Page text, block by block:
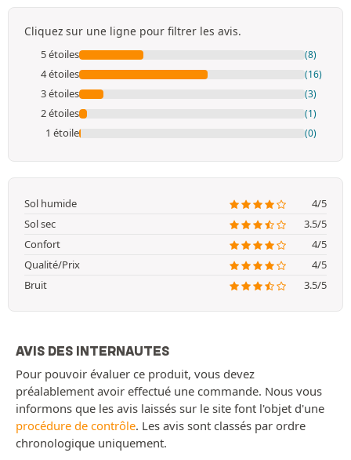
Cliquez sur une ligne pour filtrer les avis.
5 étoiles (8)
4 étoiles (16)
3 étoiles (3)
2 étoiles (1)
1 étoile (0)
Sol humide
4/5
Sol sec
3.5/5
Confort
4/5
Qualité/Prix
4/5
Bruit
3.5/5
AVIS DES INTERNAUTES
Pour pouvoir évaluer ce produit, vous devez
préalablement avoir effectué une commande. Nous vous
informons que les avis laissés sur le site font l'objet d'une
procédure de contrôle. Les avis sont classés par ordre
chronologique uniquement.